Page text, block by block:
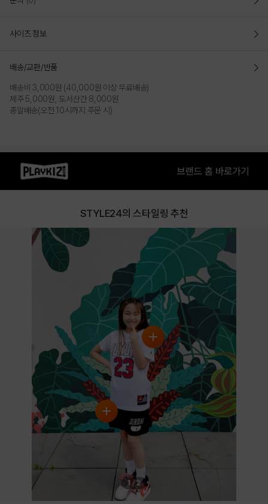
상품특징
• 저지 소재 반팔 티셔츠
LIGHT BLUE RED
사이즈 정보
배송/교환/반품
배송비 3,000원 (40,000원 이상 무료배송)
제주 5,000원, 도서산간 8,000원
총알배송(오전 10시까지 주문 시)
STYLE24의 스타일링 추천
1/2